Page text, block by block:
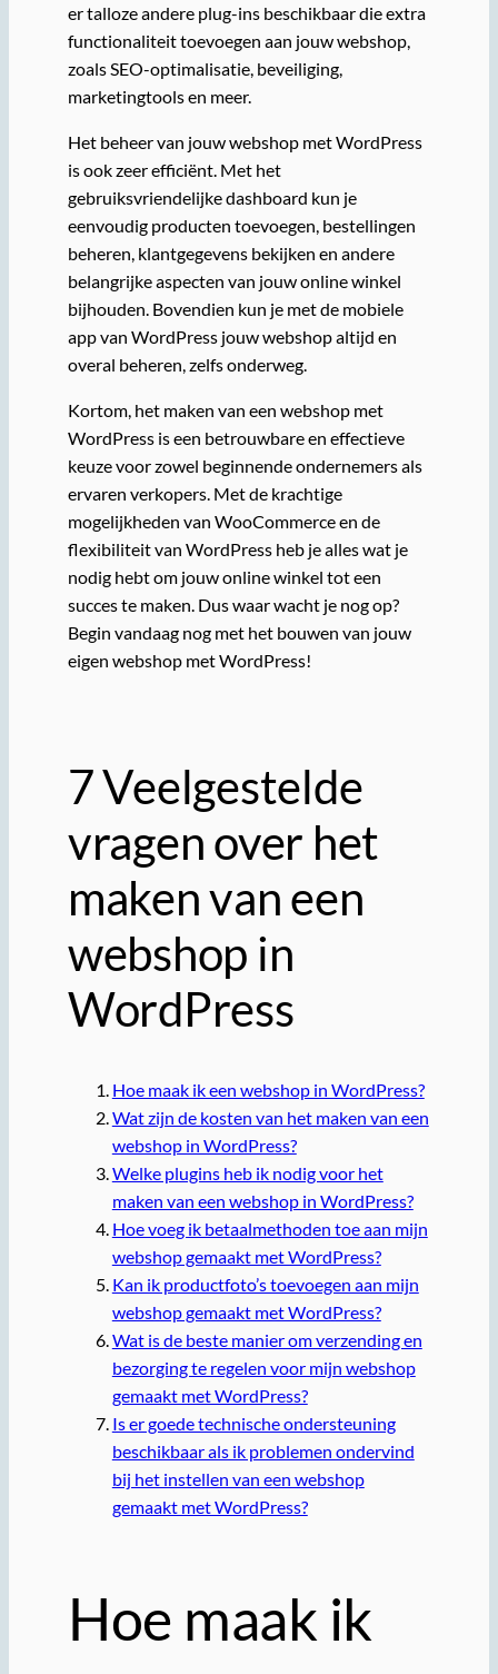
er talloze andere plug-ins beschikbaar die extra
functionaliteit toevoegen aan jouw webshop,
zoals SEO-optimalisatie, beveiliging,
marketingtools en meer.
Het beheer van jouw webshop met WordPress
is ook zeer efficiënt. Met het
gebruiksvriendelijke dashboard kun je
eenvoudig producten toevoegen, bestellingen
beheren, klantgegevens bekijken en andere
belangrijke aspecten van jouw online winkel
bijhouden. Bovendien kun je met de mobiele
app van WordPress jouw webshop altijd en
overal beheren, zelfs onderweg.
Kortom, het maken van een webshop met
WordPress is een betrouwbare en effectieve
keuze voor zowel beginnende ondernemers als
ervaren verkopers. Met de krachtige
mogelijkheden van WooCommerce en de
flexibiliteit van WordPress heb je alles wat je
nodig hebt om jouw online winkel tot een
succes te maken. Dus waar wacht je nog op?
Begin vandaag nog met het bouwen van jouw
eigen webshop met WordPress!
7 Veelgestelde
vragen over het
maken van een
webshop in
WordPress
Hoe maak ik een webshop in WordPress?
Wat zijn de kosten van het maken van een
webshop in WordPress?
Welke plugins heb ik nodig voor het
maken van een webshop in WordPress?
Hoe voeg ik betaalmethoden toe aan mijn
webshop gemaakt met WordPress?
Kan ik productfoto’s toevoegen aan mijn
webshop gemaakt met WordPress?
Wat is de beste manier om verzending en
bezorging te regelen voor mijn webshop
gemaakt met WordPress?
Is er goede technische ondersteuning
beschikbaar als ik problemen ondervind
bij het instellen van een webshop
gemaakt met WordPress?
Hoe maak ik